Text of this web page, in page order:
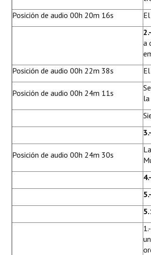
Posición de audio 00h 20m 16s
a
Posición de audio 00h 22m 38s
Posición de audio 00h 24m 11s
la
Posición de audio 00h 24m 30s
5
1.-